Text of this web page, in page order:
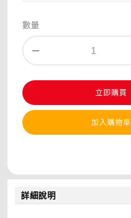
數量
立即購買
加入購物車
詳細說明